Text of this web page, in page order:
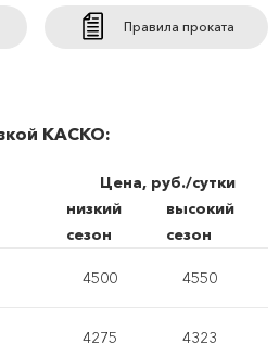
Правила проката
КАСКО:
Цена, руб./сутки
низкий
сезон
высокий
сезон
4500 4550
4275 4323